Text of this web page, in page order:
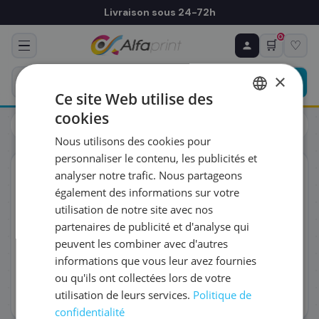
Livraison sous 24-72h
🛒
0
♡
Toutes les imprimantes
♻ COMMANDE RÉCURRENTE
Prévoyez & économisez
Programmez votre prochain achat — notre équipe
vous prépare un devis personnalisé
RÉFÉRENCE DU PRODUIT
FRÉQUENCE
QUANTITÉ PAR LIVRAISON
DATE DE PREMIÈRE LIVRAISON SOUHAITÉE
×
Ce site Web utilise des
cookies
Nous utilisons des cookies pour
personnaliser le contenu, les publicités et
analyser notre trafic. Nous partageons
également des informations sur votre
utilisation de notre site avec nos
partenaires de publicité et d'analyse qui
peuvent les combiner avec d'autres
informations que vous leur avez fournies
ou qu'ils ont collectées lors de votre
utilisation de leurs services. Politique de
confidentialité